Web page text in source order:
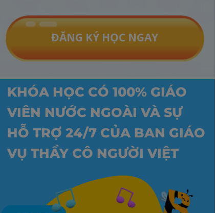
ĐĂNG KÝ HỌC NGAY
KHÓA HỌC CÓ 100% GIÁO
VIÊN NƯỚC NGOÀI VÀ SỰ
HỖ TRỢ 24/7 CỦA BAN GIÁO
VỤ THẦY CÔ NGƯỜI VIỆT